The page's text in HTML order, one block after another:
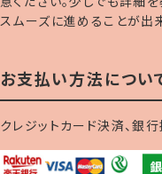
スムーズに進めることが出
お支払い方法につい
クレジットカード決済、銀